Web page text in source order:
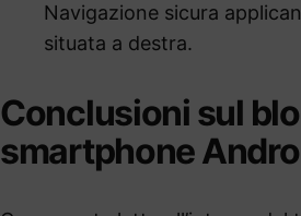
Navigazione sicura
situata a destra.
Conclusioni sul
smartphone